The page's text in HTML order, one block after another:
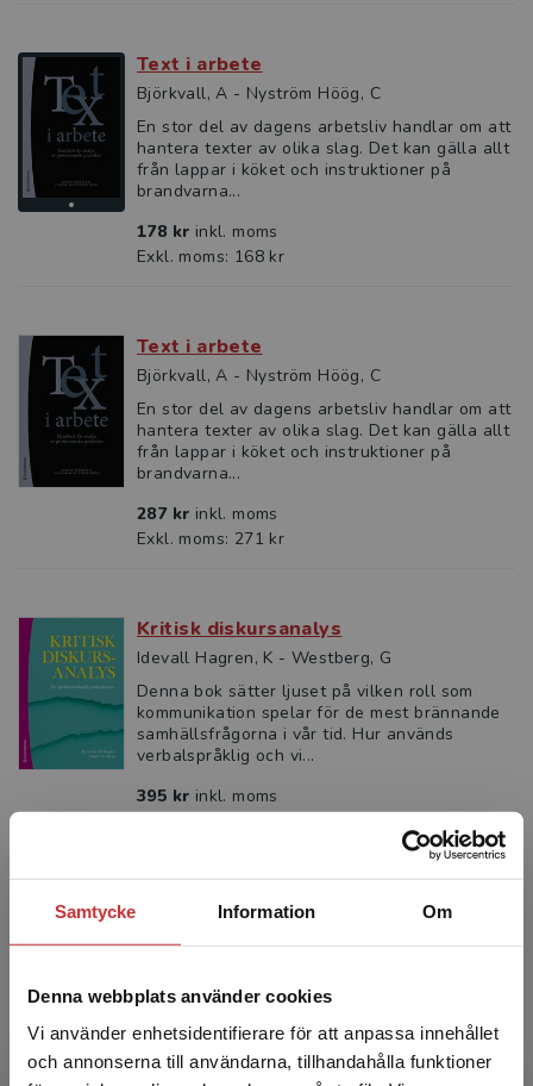
Samtycke Information Om
Denna webbplats använder cookies
Vi använder enhetsidentifierare för att anpassa innehållet
och annonserna till användarna, tillhandahålla funktioner
Text i arbete
Björkvall, A - Nyström Höög, C
En stor del av dagens arbetsliv handlar om att
hantera texter av olika slag. Det kan gälla allt
från lappar i köket och instruktioner på
brandvarna...
178 kr inkl. moms
Exkl. moms: 168 kr
Text i arbete
Björkvall, A - Nyström Höög, C
En stor del av dagens arbetsliv handlar om att
hantera texter av olika slag. Det kan gälla allt
från lappar i köket och instruktioner på
brandvarna...
287 kr inkl. moms
Exkl. moms: 271 kr
Kritisk diskursanalys
Idevall Hagren, K - Westberg, G
Denna bok sätter ljuset på vilken roll som
kommunikation spelar för de mest brännande
samhällsfrågorna i vår tid. Hur används
verbalspråklig och vi...
395 kr inkl. moms
Medierad diskursanalys
Blåsjö, Mona m.fl.
diskursanalys, ett ramverk för att undersöka
alltså relationen mellan ...
311 kr
inkl. moms